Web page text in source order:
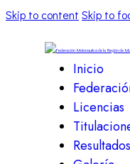
Skip to content Skip to
Inicio
Licencias
Resultados